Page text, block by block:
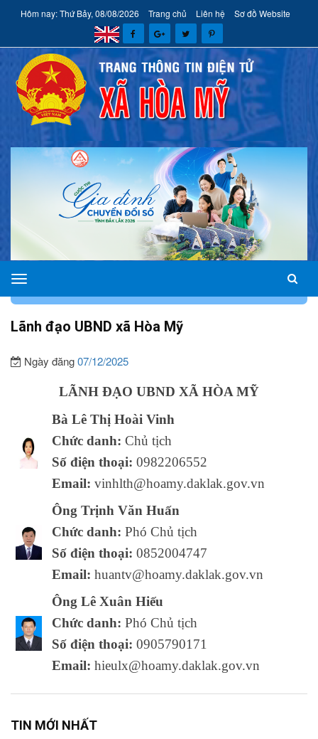
Hôm nay: Thứ Bảy, 08/08/2026 Trang chủ Liên hệ Sơ đồ Website
xã
Hòa
Mỹ
Lãnh đạo UBND xã Hòa Mỹ
Ngày đăng07/12/2025
LÃNH ĐẠO UBND XÃ HÒA MỸ
Bà Lê Thị Hoài Vinh
Chức danh:Chủ tịch
Số điện thoại:0982206552
Email:vinhlth@hoamy.daklak.gov.vn
Ông Trịnh Văn Huấn
Chức danh:Phó Chủ tịch
Số điện thoại:0852004747
Email:huantv@hoamy.daklak.gov.vn
Ông Lê Xuân Hiếu
Chức danh:Phó Chủ tịch
Số điện thoại: 0905790171
Email:hieulx@hoamy.daklak.gov.vn
TIN MỚI NHẤT